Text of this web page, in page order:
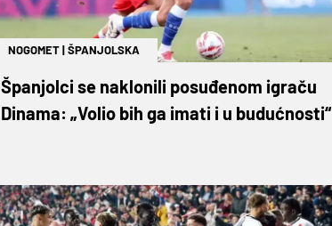
NOGOMET|ŠPANJOLSKA
Španjolci se naklonili posuđenom igraču
Dinama: „Volio bih ga imati i u budućnosti“